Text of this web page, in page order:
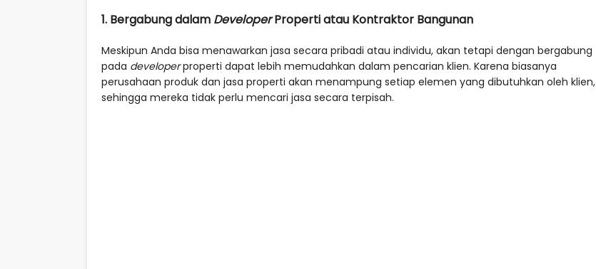
1. Bergabung dalam DeveloperProperti atau Kontraktor Bangunan
Meskipun Anda bisa menawarkan jasa secara pribadi atau individu, akan tetapi dengan bergabung
pada developerproperti dapat lebih memudahkan dalam pencarian klien. Karena biasanya
perusahaan produk dan jasa properti akan menampung setiap elemen yang dibutuhkan oleh klien,
sehingga mereka tidak perlu mencari jasa secara terpisah.